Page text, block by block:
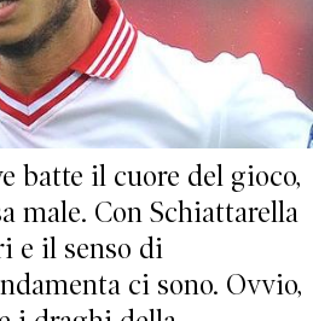
batte il cuore del gioco,
male. Con Schiattarella
e il senso di
ci sono. Ovvio,